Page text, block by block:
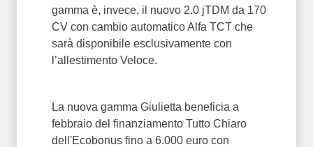
gamma è, invece, il nuovo 2.0 jTDM da 170
CV con cambio automatico Alfa TCT che
sarà disponibile esclusivamente con
l’allestimento Veloce.
La nuova gamma Giulietta beneficia a
febbraio del finanziamento Tutto Chiaro
dell'Ecobonus fino a 6.000 euro con